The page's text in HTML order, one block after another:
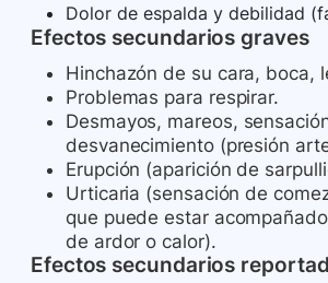
Dolor de espalda y debilidad
Efectos secundarios graves
Hinchazón de su cara, boca,
Problemas para respirar.
Desmayos, mareos,
desvanecimiento (presión
Erupción (aparición de
Urticaria (sensación de
que puede estar
de ardor o calor).
Efectos secundarios